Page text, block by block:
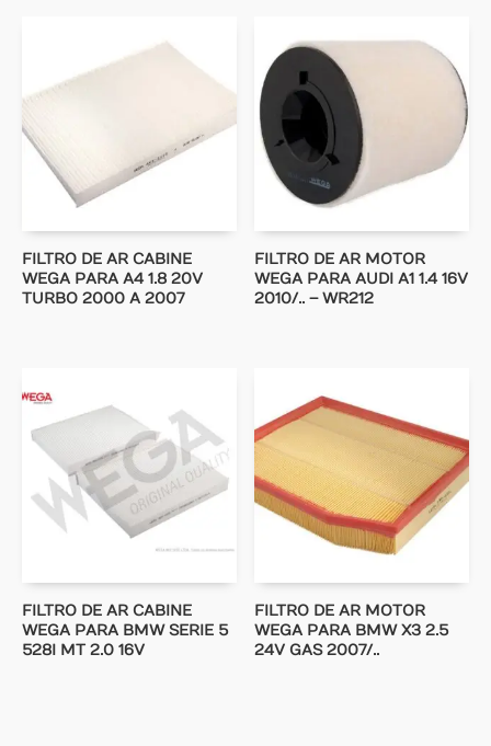
FILTRO DE AR CABINE
WEGA PARA A4 1.8 20V
TURBO 2000 A 2007
FILTRO DE AR MOTOR
WEGA PARA AUDI A1 1.4 16V
2010/.. – WR212
FILTRO DE AR CABINE
WEGA PARA BMW SERIE 5
528I MT 2.0 16V
FILTRO DE AR MOTOR
WEGA PARA BMW X3 2.5
24V GAS 2007/..